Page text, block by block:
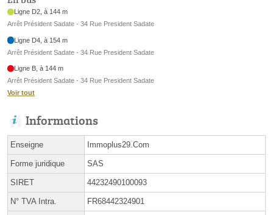
Ligne D2, à 144 m
Arrêt Président Sadate - 34 Rue President Sadate
Ligne D4, à 154 m
Arrêt Président Sadate - 34 Rue President Sadate
Ligne B, à 144 m
Arrêt Président Sadate - 34 Rue President Sadate
Voir tout
Informations
Enseigne Immoplus29.Com
Forme juridique SAS
SIRET 44232490100093
N° TVA Intra. FR68442324901